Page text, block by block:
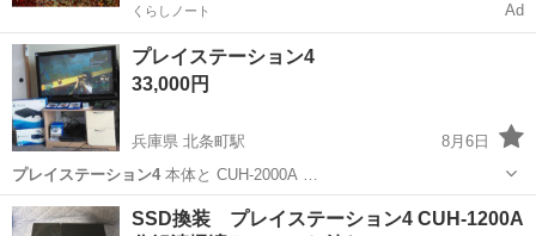
くらしノート Ad
プレイステーション4
33,000円
兵庫県 北条町駅
8月6日
プレイステーション4本体と CUH-2000A …
兵庫 加西市 北条町駅 テレビ
SSD換装 プレイステーション4 CUH-1200A